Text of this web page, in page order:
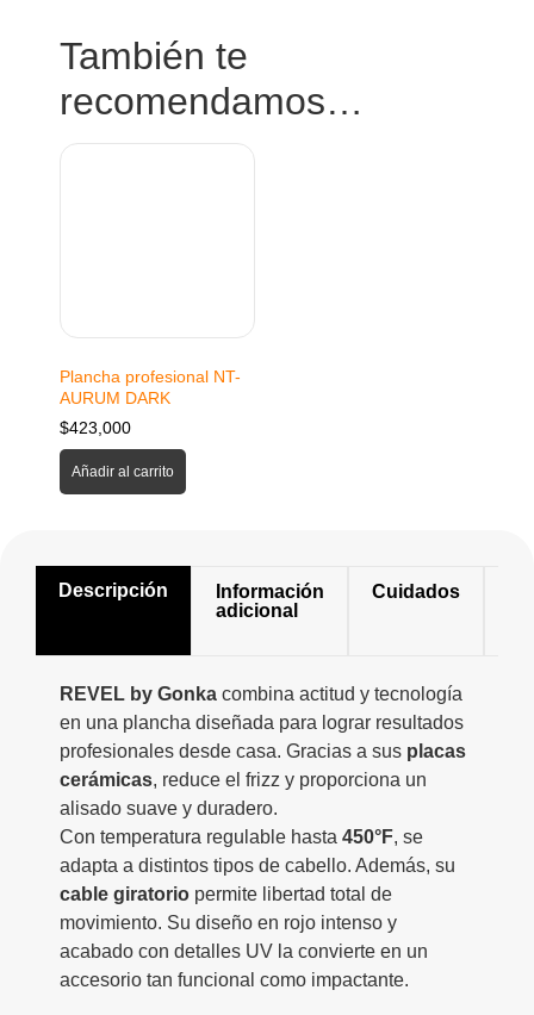
También te
recomendamos…
Plancha profesional NT-
AURUM DARK
$423,000
Añadir al carrito
Descripción
Información
adicional
Cuidados
REVEL by Gonka combina actitud y tecnología
en una plancha diseñada para lograr resultados
profesionales desde casa. Gracias a sus placas
cerámicas, reduce el frizz y proporciona un
alisado suave y duradero.
Con temperatura regulable hasta 450°F, se
adapta a distintos tipos de cabello. Además, su
cable giratorio permite libertad total de
movimiento. Su diseño en rojo intenso y
acabado con detalles UV la convierte en un
accesorio tan funcional como impactante.